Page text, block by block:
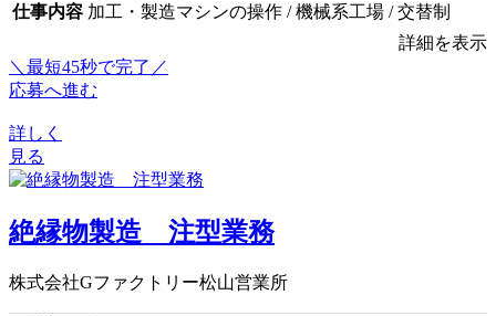
仕事内容 加工・製造マシンの操作 / 機械系工場 / 交替制
詳細を表示
＼最短45秒で完了／
応募へ進む
詳しく
見る
絶縁物製造 注型業務
株式会社Gファクトリー松山営業所